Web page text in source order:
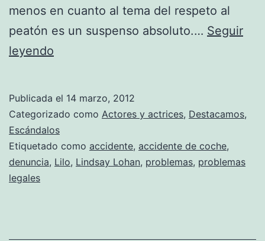
menos en cuanto al tema del respeto al
peatón es un suspenso absoluto.… Seguir
leyendo
liándola
Publicada el 14 marzo, 2012
Categorizado como Actores y actrices, Destacamos,
Escándalos
Etiquetado como accidente, accidente de coche,
denuncia, Lilo, Lindsay Lohan, problemas, problemas
legales